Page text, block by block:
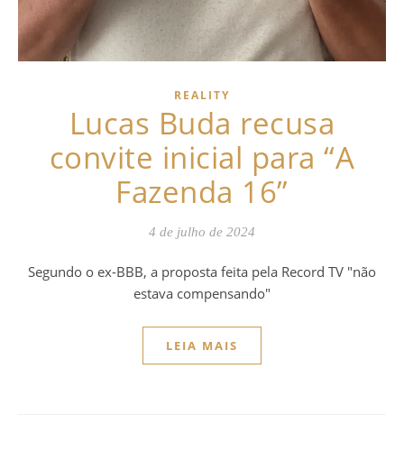
REALITY
Lucas Buda recusa
convite inicial para “A
Fazenda 16”
4 de julho de 2024
Segundo o ex-BBB, a proposta feita pela Record TV "não
estava compensando"
LEIA MAIS